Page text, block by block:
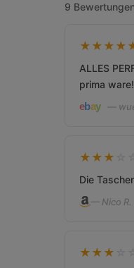
9
★ ★ ★ ★
ALLES
prima ware!
—
★ ★ ★
Die
— Nico R.
★ ★ ★